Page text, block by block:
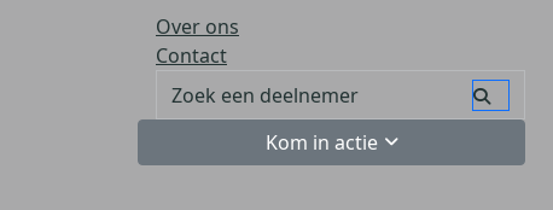
Over ons
Contact
Kom in actie